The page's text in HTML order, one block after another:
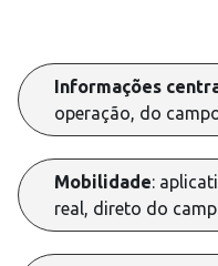
Informações
operação, do
Mobilidade:
real, direto do